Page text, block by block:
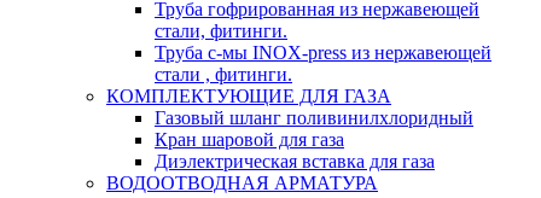
Труба гофрированная из нержавеющей
стали, фитинги.
Труба с-мы INOX-press из нержавеющей
стали , фитинги.
КОМПЛЕКТУЮЩИЕ ДЛЯ ГАЗА
Газовый шланг поливинилхлоридный
Кран шаровой для газа
Диэлектрическая вставка для газа
ВОДООТВОДНАЯ АРМАТУРА